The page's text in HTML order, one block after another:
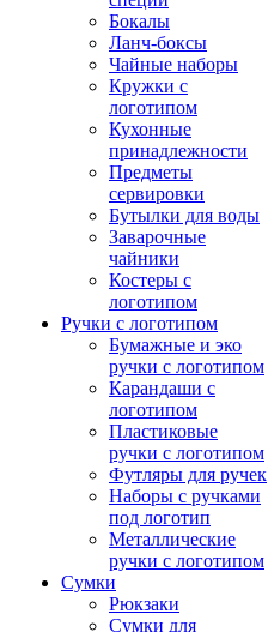
Бокалы
Ланч-боксы
Чайные наборы
Кружки с
логотипом
Кухонные
принадлежности
Предметы
сервировки
Бутылки для воды
Заварочные
чайники
Костеры с
логотипом
Ручки с логотипом
Бумажные и эко
ручки с логотипом
Карандаши с
логотипом
Пластиковые
ручки с логотипом
Футляры для ручек
Наборы с ручками
под логотип
Металлические
ручки с логотипом
Сумки
Рюкзаки
Сумки для